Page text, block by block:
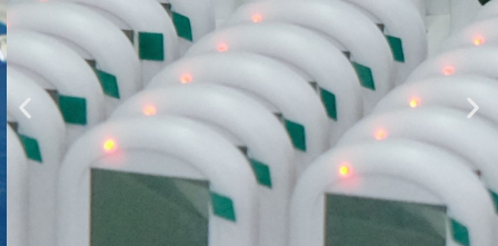
Controles de votación
Dispositivos de pequeño tamaño, prácticos, livianos y con
alta precisión
Llena el formulario y hablemos de
negocios